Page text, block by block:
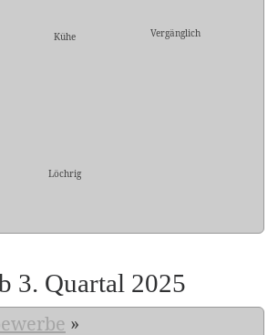
Kühe Vergänglich
Löchrig
3. Quartal 2025
»